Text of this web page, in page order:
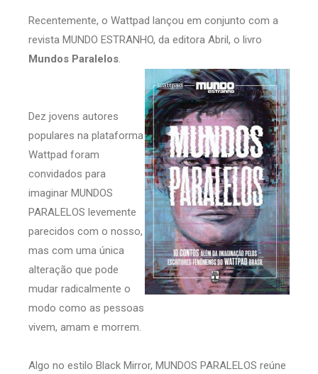
Recentemente, o Wattpad lançou em conjunto com a
revista MUNDO ESTRANHO, da editora Abril, o livro
Mundos Paralelos.
Dez jovens autores
populares na plataforma
Wattpad foram
convidados para
imaginar MUNDOS
PARALELOS levemente
parecidos com o nosso,
mas com uma única
alteração que pode
mudar radicalmente o
modo como as pessoas
vivem, amam e morrem.
Algo no estilo Black Mirror, MUNDOS PARALELOS reúne